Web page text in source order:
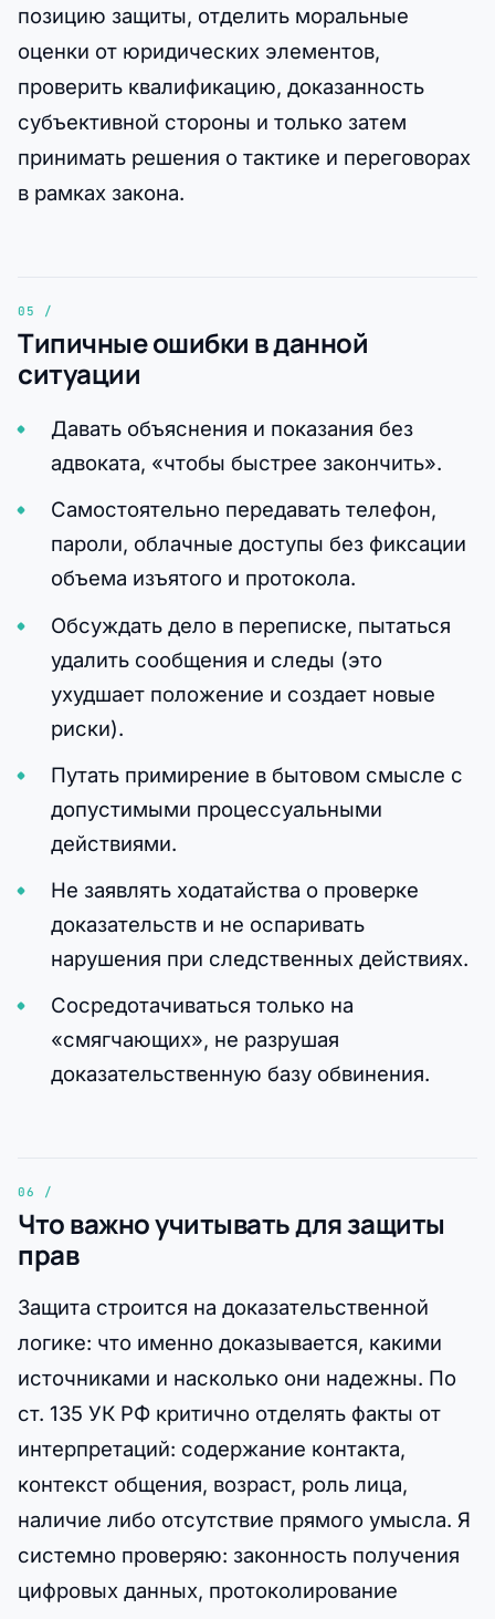
позицию защиты, отделить моральные
оценки от юридических элементов,
проверить квалификацию, доказанность
субъективной стороны и только затем
принимать решения о тактике и переговорах
в рамках закона.
Типичные ошибки в данной
ситуации
Давать объяснения и показания без
адвоката, «чтобы быстрее закончить».
Самостоятельно передавать телефон,
пароли, облачные доступы без фиксации
объема изъятого и протокола.
Обсуждать дело в переписке, пытаться
удалить сообщения и следы (это
ухудшает положение и создает новые
риски).
Путать примирение в бытовом смысле с
допустимыми процессуальными
действиями.
Не заявлять ходатайства о проверке
доказательств и не оспаривать
нарушения при следственных действиях.
Сосредотачиваться только на
«смягчающих», не разрушая
доказательственную базу обвинения.
Что важно учитывать для защиты
прав
Защита строится на доказательственной
логике: что именно доказывается, какими
источниками и насколько они надежны. По
ст. 135 УК РФ критично отделять факты от
интерпретаций: содержание контакта,
контекст общения, возраст, роль лица,
наличие либо отсутствие прямого умысла. Я
системно проверяю: законность получения
цифровых данных, протоколирование